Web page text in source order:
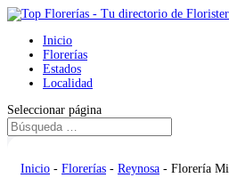
Inicio
Florerías
Estados
Localidad
Seleccionar página
Inicio - Florerías - Reynosa - Florería Mi